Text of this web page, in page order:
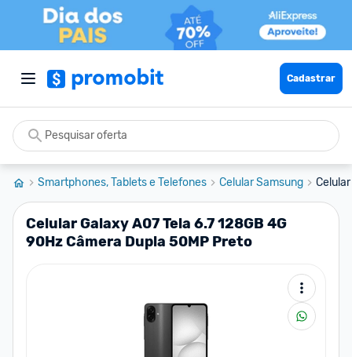
Cadastrar
Smartphones, Tablets e Telefones Celular Samsung
Celular Galaxy A07 Tela 6.7 128GB 4G
90Hz Câmera Dupla 50MP Preto